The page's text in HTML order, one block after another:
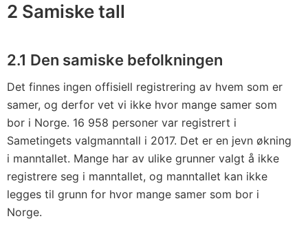
2 Samiske tall
2.1 Den samiske befolkningen
Det finnes ingen offisiell registrering av hvem som er
samer, og derfor vet vi ikke hvor mange samer som
bor i Norge. 16 958 personer var registrert i
Sametingets valgmanntall i 2017. Det er en jevn økning
i manntallet. Mange har av ulike grunner valgt å ikke
registrere seg i manntallet, og manntallet kan ikke
legges til grunn for hvor mange samer som bor i
Norge.